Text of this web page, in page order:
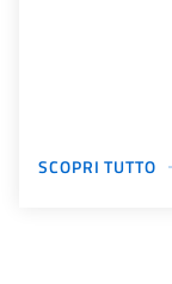
SCOPRI TUTTO